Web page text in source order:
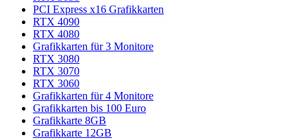
PCI Express x16 Grafikkarten
RTX 4090
RTX 4080
Grafikkarten für 3 Monitore
RTX 3080
RTX 3070
RTX 3060
Grafikkarten für 4 Monitore
Grafikkarten bis 100 Euro
Grafikkarte 8GB
Grafikkarte 12GB